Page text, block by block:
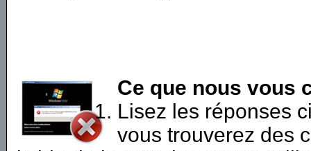
Ce que nous vous
Lisez les réponses
vous trouverez des